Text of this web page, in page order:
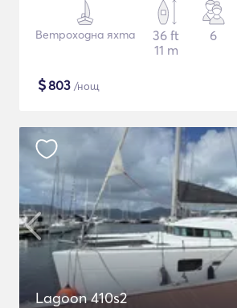
Ветроходна яхта
36 ft
11 m
6
$803 /нощ
Lagoon 410s2